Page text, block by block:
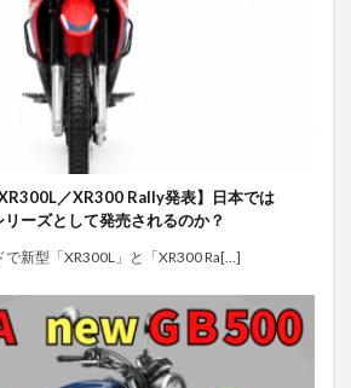
／XR300 Rally発表】日本では
ーズとして発売されるのか？
新型「XR300L」と「XR300 Ra[…]